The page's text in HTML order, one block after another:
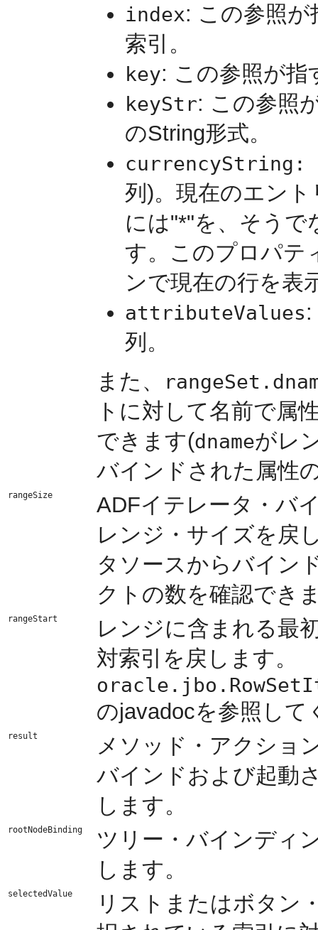
index: この参照
索引。
key: この参照が指
keyStr: この参照
のString形式。
currencyString:
列)。現在のエン
には"*"を、そうで
す。このプロパテ
ンで現在の行を表
attributeValues:
列。
また、
トに対して名前で属
できます(dnameがレ
バインドされた属性
rangeSize
ADFイテレータ・バ
レンジ・サイズを戻
タソースからバイン
クトの数を確認でき
rangeStart
レンジに含まれる最
対索引を戻します。
のjavadocを参照して
result
メソッド・アクショ
バインドおよび起動
します。
rootNodeBinding
ツリー・バインディ
します。
selectedValue
リストまたはボタン